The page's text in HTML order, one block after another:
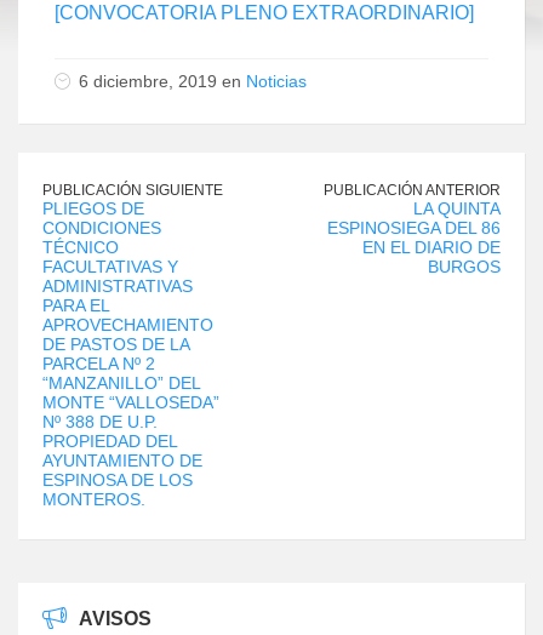
[CONVOCATORIA PLENO EXTRAORDINARIO]
6 diciembre, 2019 en Noticias
PUBLICACIÓN SIGUIENTE
PLIEGOS DE
CONDICIONES
TÉCNICO
FACULTATIVAS Y
ADMINISTRATIVAS
PARA EL
APROVECHAMIENTO
DE PASTOS DE LA
PARCELA Nº 2
“MANZANILLO” DEL
MONTE “VALLOSEDA”
Nº 388 DE U.P.
PROPIEDAD DEL
AYUNTAMIENTO DE
ESPINOSA DE LOS
MONTEROS.
PUBLICACIÓN ANTERIOR
LA QUINTA
ESPINOSIEGA DEL 86
EN EL DIARIO DE
BURGOS
AVISOS